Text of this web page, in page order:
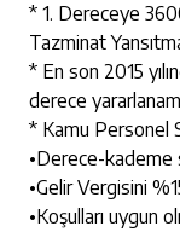
* 1. Dereceye
Tazminat
* En son 2015
derece
* Kamu Personel
•​Derece-kademe
•​Gelir Vergisini
•​Koşulları uygun